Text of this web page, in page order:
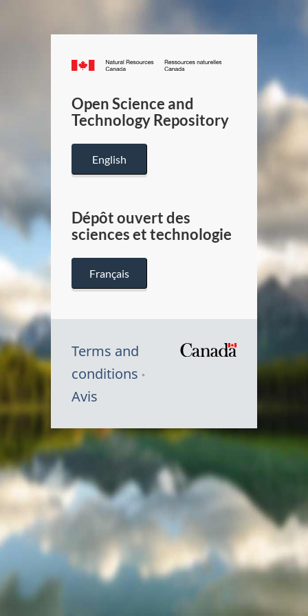
Canada.ca
/
Canada
Open Science and
Technology Repository
English
Dépôt ouvert des
sciences et technologie
Français
Terms and
conditions
Avis
Symbole
du